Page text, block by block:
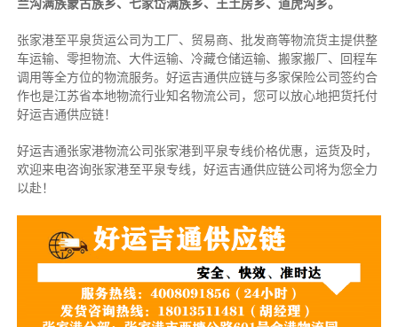
兰沟满族蒙古族乡、七家岱满族乡、王土房乡、道虎沟乡。
张家港至平泉货运公司为工厂、贸易商、批发商等物流货主提供整
车运输、零担物流、大件运输、冷藏仓储运输、搬家搬厂、回程车
调用等全方位的物流服务。好运吉通供应链与多家保险公司签约合
作也是江苏省本地物流行业知名物流公司，您可以放心地把货托付
好运吉通供应链！
好运吉通张家港物流公司张家港到平泉专线价格优惠，运货及时，
欢迎来电咨询张家港至平泉专线，好运吉通供应链公司将为您全力
以赴！